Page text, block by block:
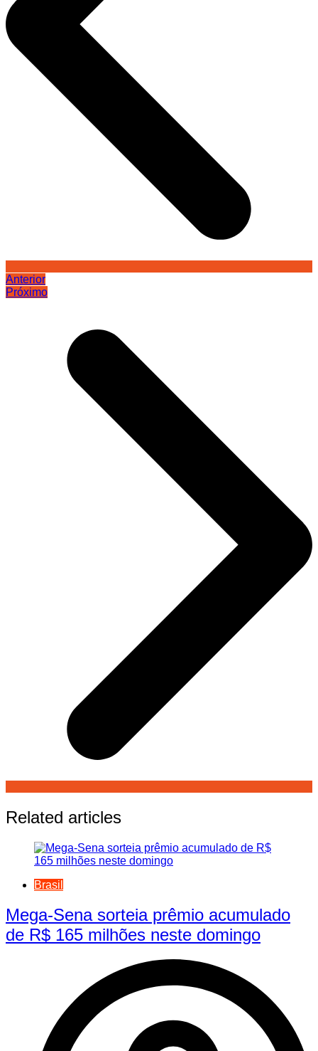
Anterior
Próximo
Related articles
Brasil
Mega-Sena sorteia prêmio acumulado
de R$ 165 milhões neste domingo